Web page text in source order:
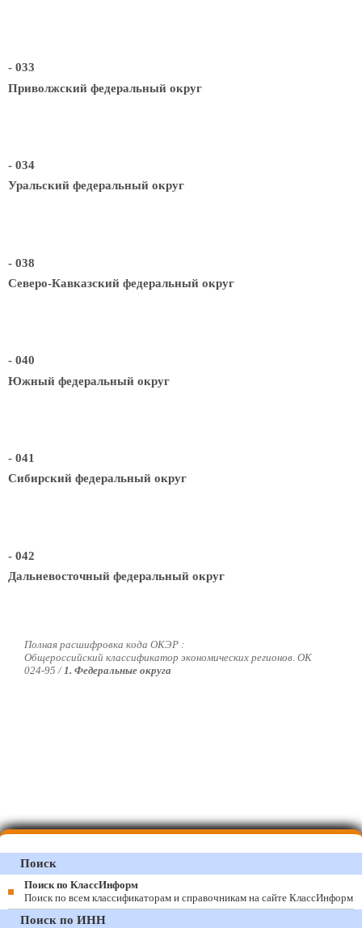
- 033
Приволжский федеральный округ
- 034
Уральский федеральный округ
- 038
Северо-Кавказский федеральный округ
- 040
Южный федеральный округ
- 041
Сибирский федеральный округ
- 042
Дальневосточный федеральный округ
Полная расшифровка кода ОКЭР :
Общероссийский классификатор экономических регионов. ОК
024-95 /1. Федеральные округа
Поиск
Поиск по КлассИнформ
Поиск по всем классификаторам и справочникам на сайте КлассИнформ
Поиск по ИНН